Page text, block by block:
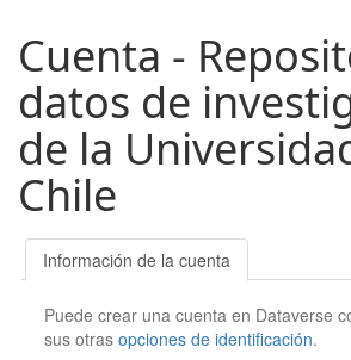
Cuenta -
datos de
de la
Chile
Información de la cuenta
Puede crear una cuenta en Dataverse
sus otrasopciones de identificación.